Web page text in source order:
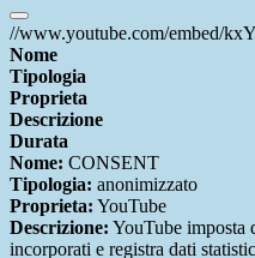
//www.youtube.com/embed/
Nome
Tipologia
Proprieta
Descrizione
Durata
Nome: CONSENT
Tipologia: anonimizzato
Proprieta: YouTube
Descrizione: YouTube imposta
incorporati e registra dati